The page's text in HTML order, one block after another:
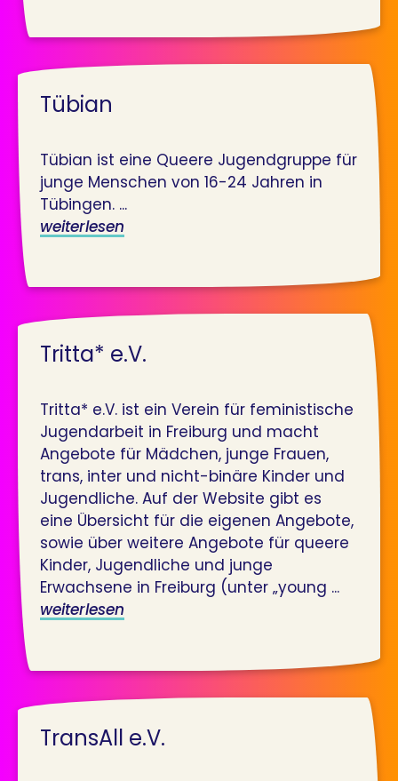
Tübian
Tübian ist eine Queere Jugendgruppe für
junge Menschen von 16-24 Jahren in
Tübingen. ...
weiterlesen
Tritta* e.V.
Tritta* e.V. ist ein Verein für feministische
Jugendarbeit in Freiburg und macht
Angebote für Mädchen, junge Frauen,
trans, inter und nicht-binäre Kinder und
Jugendliche. Auf der Website gibt es
eine Übersicht für die eigenen Angebote,
sowie über weitere Angebote für queere
Kinder, Jugendliche und junge
Erwachsene in Freiburg (unter „young ...
weiterlesen
TransAll e.V.